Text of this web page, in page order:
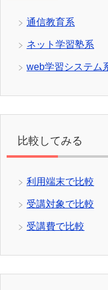
通信教育系
ネット学習塾系
web学習システム
比較してみる
利用端末で比較
受講対象で比較
受講費で比較